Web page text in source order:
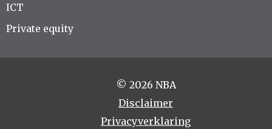
ICT
Private equity
© 2026 NBA
Disclaimer
Privacyverklaring